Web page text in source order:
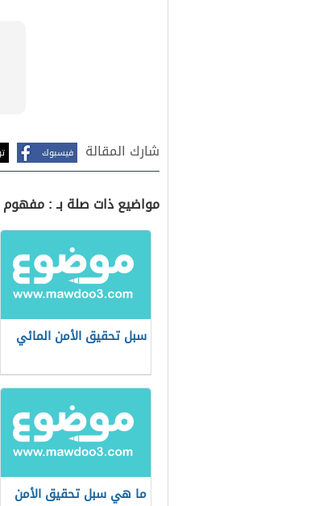
شارك المقالة فيسبوك
مواضيع ذات صلة بـ : مفهوم
سبل تحقيق الأمن المائي
ما هي سبل تحقيق الأمن